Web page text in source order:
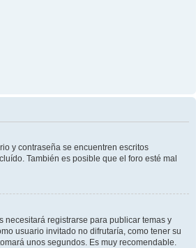
y contraseña se encuentren escritos
También es posible que el foro esté mal
necesitará registrarse para publicar temas y
usuario invitado no difrutaría, como tener su
unos segundos. Es muy recomendable.